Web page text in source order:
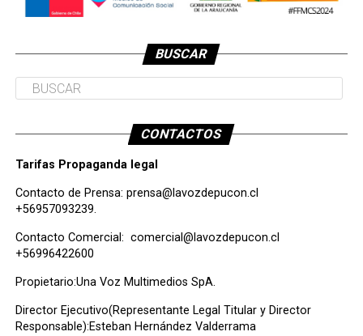
BUSCAR
CONTACTOS
Tarifas Propaganda legal
Contacto de Prensa: prensa@lavozdepucon.cl
+56957093239.
Contacto Comercial: comercial@lavozdepucon.cl
+56996422600
Propietario:Una Voz Multimedios SpA.
Director Ejecutivo(Representante Legal Titular y Director
Responsable):Esteban Hernández Valderrama